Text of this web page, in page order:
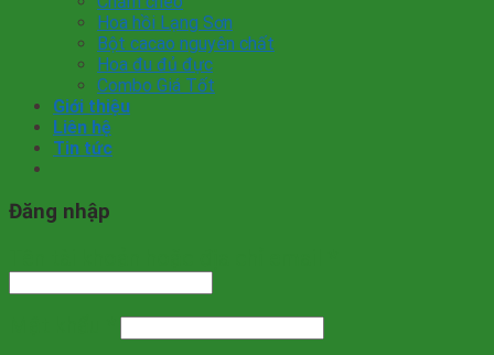
Hoa hồi Lạng Sơn
Bột cacao nguyên chất
Hoa đu đủ đực
Combo Giá Tốt
Giới thiệu
Liên hệ
Tin tức
Đăng nhập